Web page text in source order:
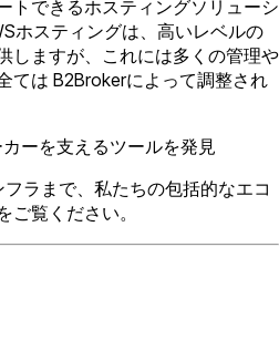
トできるホスティングソリューシ
ホスティングは、高いレベルの
しますが、これには多くの管理や
ては B2Brokerによって調整され
ーを支えるツールを発見
ラまで、私たちの包括的なエコ
ご覧ください。